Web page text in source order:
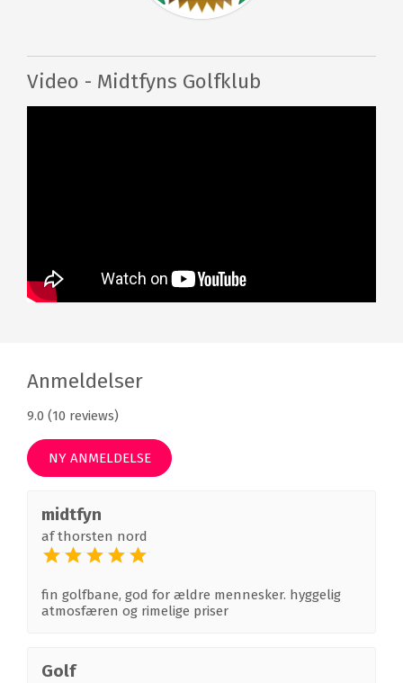
Video - Midtfyns Golfklub
Anmeldelser
9.0 (10 reviews)
NY ANMELDELSE
midtfyn
afthorsten nord
fin golfbane, god for ældre mennesker. hyggelig
atmosfæren og rimelige priser
Golf